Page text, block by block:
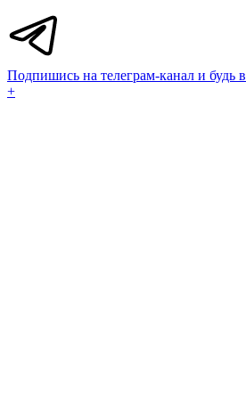
Подпишись на телеграм-канал и будь
+